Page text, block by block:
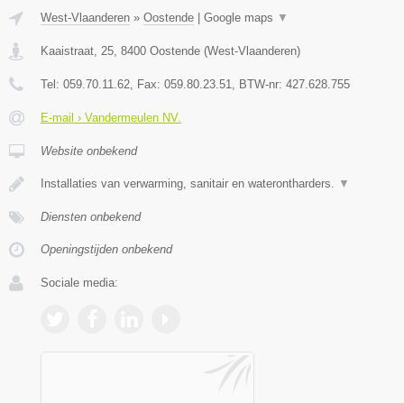
West-Vlaanderen » Oostende Google maps ▼
Kaaistraat, 25, 8400 Oostende (West-Vlaanderen)
Tel: 059.70.11.62, Fax: 059.80.23.51, BTW-nr: 427.628.755
E-mail › Vandermeulen NV.
Website onbekend
Installaties van verwarming, sanitair en waterontharders. ▼
Diensten onbekend
Openingstijden onbekend
Sociale media: